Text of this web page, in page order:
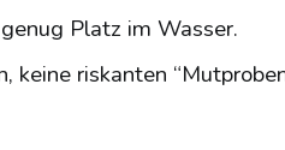
Platz im Wasser.
keine riskanten